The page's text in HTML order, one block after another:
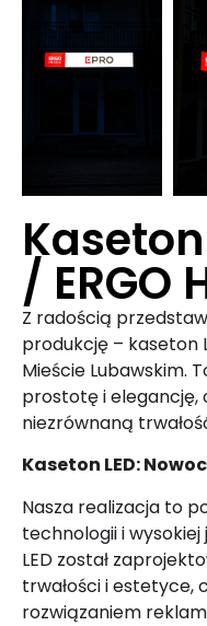
Kaseton
/ ERGO
Z radością
produkcję – kaseton
Mieście Lubawskim.
prostotę i
niezrównaną
Kaseton LED:
Nasza realizacja to
technologii i
LED został
trwałości i estetyce,
rozwiązaniem